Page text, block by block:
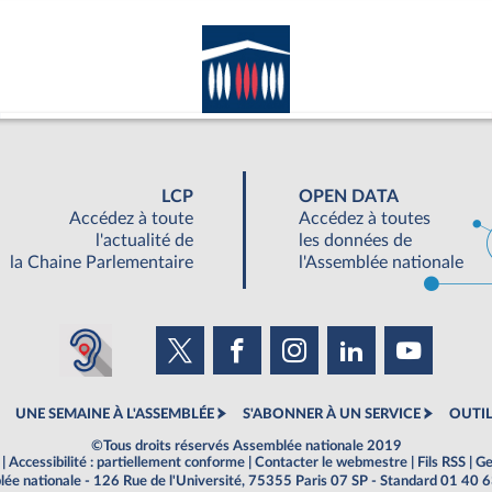
LCP
Accédez à toute
l'actualité de
la Chaine Parlementaire
OPEN DATA
Accédez à toutes
les données de
l'Assemblée nationale
UNE SEMAINE À L'ASSEMBLÉE S'ABONNER À UN SERVICE
©Tous droits réservés Assemblée nationale 2019
Accessibilité : partiellement conforme Contacter le webmestre Fils RSS
nationale - 126 Rue de l'Université, 75355 Paris 07 SP - Standard 01 40